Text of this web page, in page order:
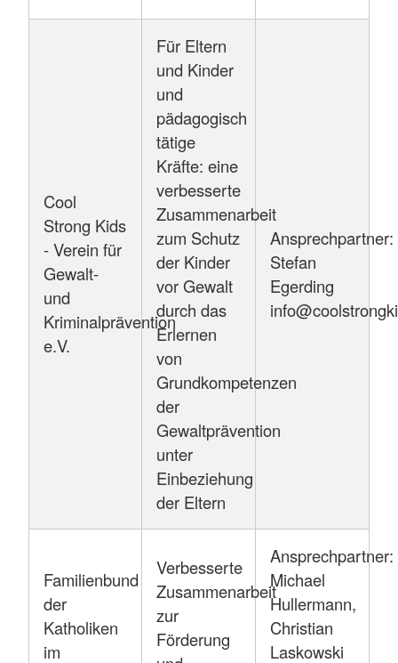
Cool
Strong Kids
- Verein für
Gewalt-
und
Kriminalprävention
e.V.
Für Eltern
und Kinder
und
pädagogisch
tätige
Kräfte: eine
verbesserte
Zusammenarbeit
zum Schutz
der Kinder
vor Gewalt
durch das
Erlernen
von
Grundkompetenzen
der
Gewaltprävention
unter
Einbeziehung
der Eltern
Ansprechpartner:
Stefan
Egerding
Familienbund
der
Katholiken
im
Verbesserte
Zusammenarbeit
zur
Förderung
Ansprechpartner:
Michael
Hullermann,
Christian
Laskowski